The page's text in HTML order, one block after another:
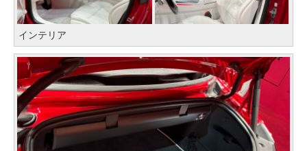
インテリア